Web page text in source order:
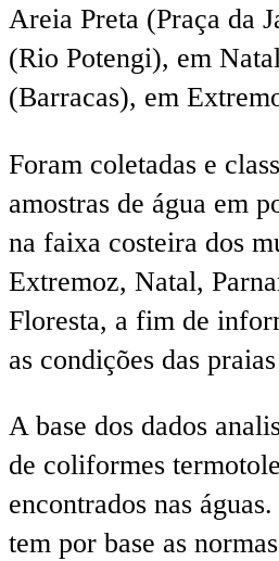
Areia Preta (Praça da
(Rio Potengi), em
(Barracas), em
Foram coletadas e
amostras de água em
na faixa costeira dos
Extremoz, Natal,
Floresta, a fim de
as condições das
A base dos dados
de coliformes
encontrados nas
tem por base as